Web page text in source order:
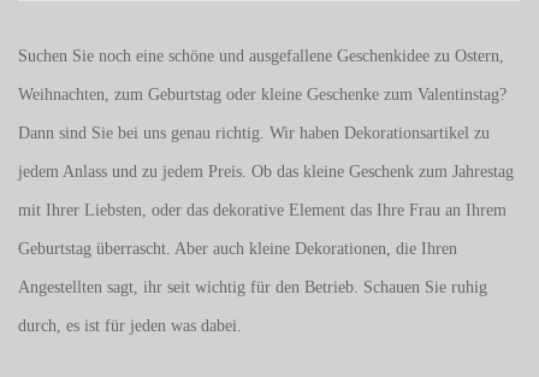
Suchen Sie noch eine schöne und ausgefallene Geschenkidee zu Ostern,
Weihnachten, zum Geburtstag oder kleine Geschenke zum Valentinstag?
Dann sind Sie bei uns genau richtig. Wir haben Dekorationsartikel zu
jedem Anlass und zu jedem Preis. Ob das kleine Geschenk zum Jahrestag
mit Ihrer Liebsten, oder das dekorative Element das Ihre Frau an Ihrem
Geburtstag überrascht. Aber auch kleine Dekorationen, die Ihren
Angestellten sagt, ihr seit wichtig für den Betrieb. Schauen Sie ruhig
durch, es ist für jeden was dabei.